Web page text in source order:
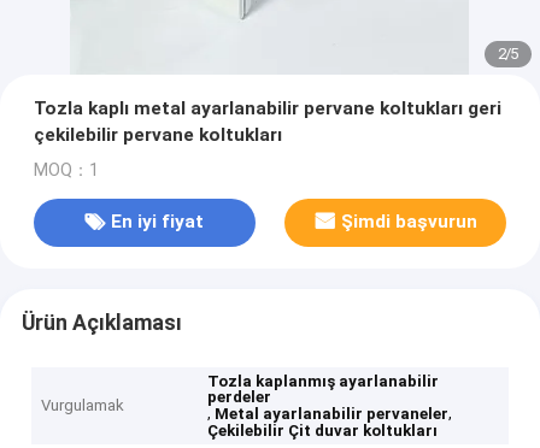
2/5
Tozla kaplı metal ayarlanabilir pervane koltukları geri
çekilebilir pervane koltukları
MOQ：1
En iyi fiyat Şimdi başvurun
Ürün Açıklaması
Vurgulamak
Tozla kaplanmış ayarlanabilir
perdeler
, Metal ayarlanabilir pervaneler,
Çekilebilir Çit duvar koltukları